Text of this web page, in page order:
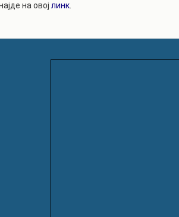
на овој линк